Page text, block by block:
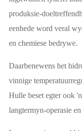
produksie-
eenhede word veral
en chemiese bedrywe.
Daarbenewens het
vinnige
Hulle beset egter ook
langtermyn-operasie